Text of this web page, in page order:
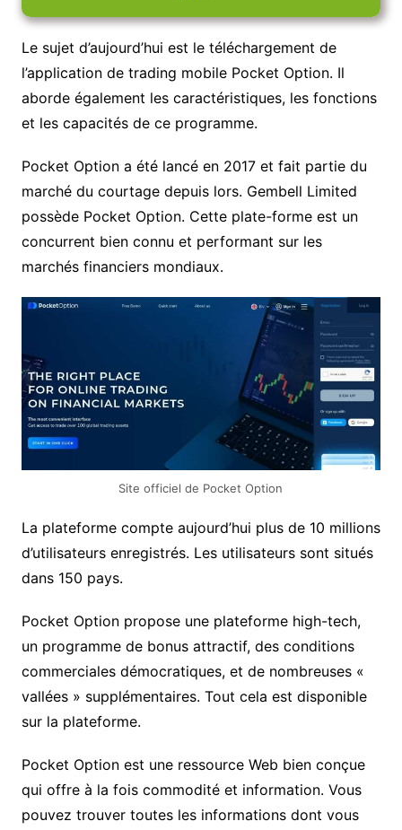
Le sujet d’aujourd’hui est le téléchargement de
l’application de trading mobile Pocket Option. Il
aborde également les caractéristiques, les fonctions
et les capacités de ce programme.
Pocket Option a été lancé en 2017 et fait partie du
marché du courtage depuis lors. Gembell Limited
possède Pocket Option. Cette plate-forme est un
concurrent bien connu et performant sur les
marchés financiers mondiaux.
Site officiel de Pocket Option
La plateforme compte aujourd’hui plus de 10 millions
d’utilisateurs enregistrés. Les utilisateurs sont situés
dans 150 pays.
Pocket Option propose une plateforme high-tech,
un programme de bonus attractif, des conditions
commerciales démocratiques, et de nombreuses «
vallées » supplémentaires. Tout cela est disponible
sur la plateforme.
Pocket Option est une ressource Web bien conçue
qui offre à la fois commodité et information. Vous
pouvez trouver toutes les informations dont vous